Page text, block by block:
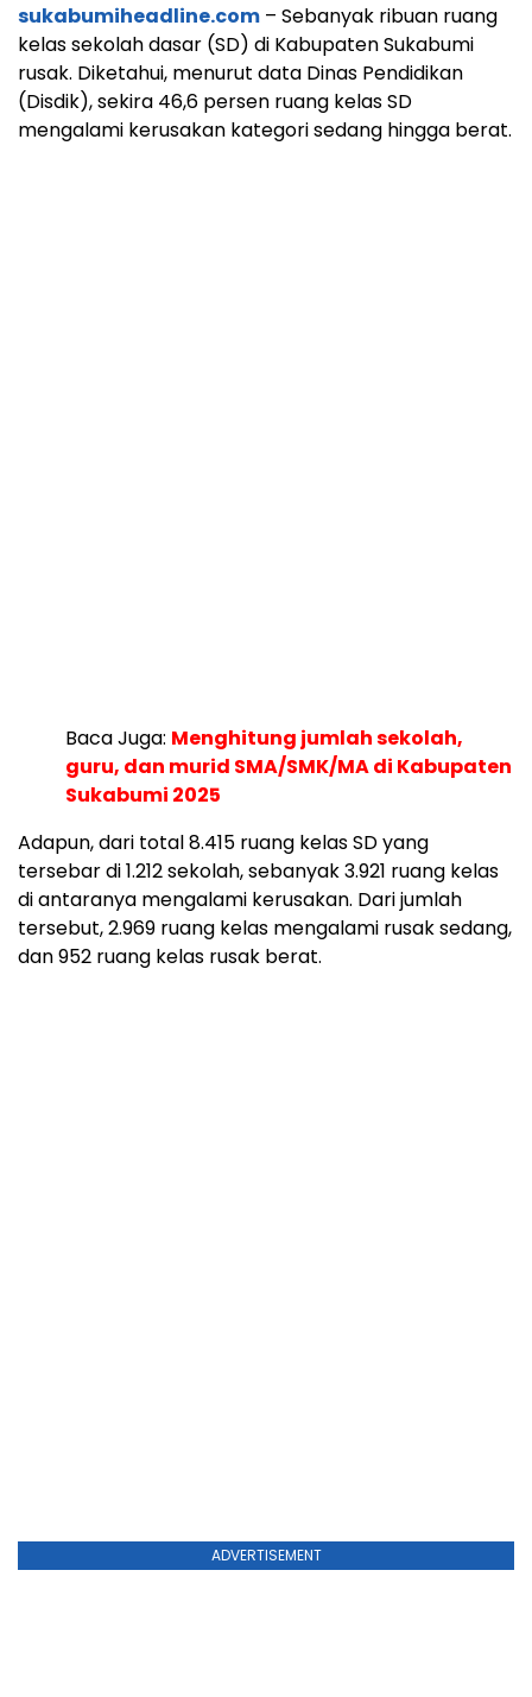
sukabumiheadline.com – Sebanyak ribuan ruang
kelas sekolah dasar (SD) di Kabupaten Sukabumi
rusak. Diketahui, menurut data Dinas Pendidikan
(Disdik), sekira 46,6 persen ruang kelas SD
mengalami kerusakan kategori sedang hingga berat.
Baca Juga: Menghitung jumlah sekolah,
guru, dan murid SMA/SMK/MA di Kabupaten
Sukabumi 2025
Adapun, dari total 8.415 ruang kelas SD yang
tersebar di 1.212 sekolah, sebanyak 3.921 ruang kelas
di antaranya mengalami kerusakan. Dari jumlah
tersebut, 2.969 ruang kelas mengalami rusak sedang,
dan 952 ruang kelas rusak berat.
ADVERTISEMENT